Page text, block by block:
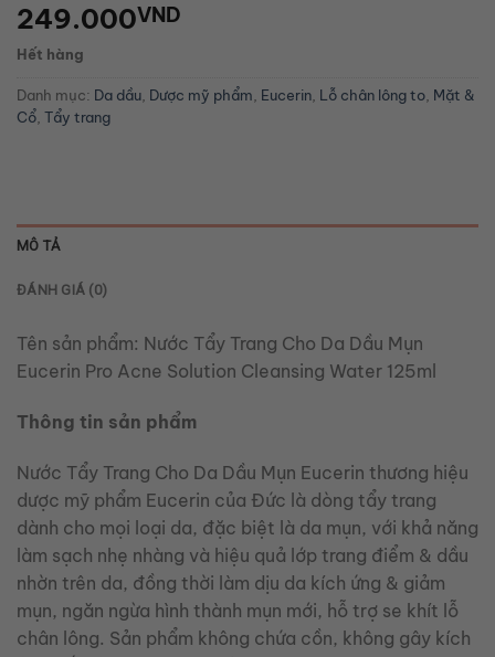
249.000VND
Hết hàng
Danh mục: Da dầu Dược mỹ phẩm Eucerin Lỗ chân lông to Mặt &
Cổ Tẩy trang
MÔ TẢ
ĐÁNH GIÁ (0)
Tên sản phẩm: Nước Tẩy Trang Cho Da Dầu Mụn
Eucerin Pro Acne Solution Cleansing Water 125ml
Thông tin sản phẩm
Nước Tẩy Trang Cho Da Dầu Mụn Eucerin thương hiệu
dược mỹ phẩm Eucerin của Đức là dòng tẩy trang
dành cho mọi loại da, đặc biệt là da mụn, với khả năng
làm sạch nhẹ nhàng và hiệu quả lớp trang điểm & dầu
nhờn trên da, đồng thời làm dịu da kích ứng & giảm
mụn, ngăn ngừa hình thành mụn mới, hỗ trợ se khít lỗ
chân lông. Sản phẩm không chứa cồn, không gây kích